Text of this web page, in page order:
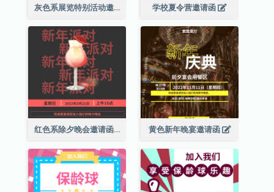
灰色系展览特别活动邀请函 学校夏令营邀请函
红色系除夕晚会邀请函 黄色新年晚宴邀请函